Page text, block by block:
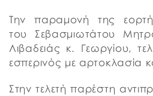
Την παραμονή της
του Σεβασμιωτάτου
Λιβαδειάς κ. Γεωργίου,
εσπερινός με αρτοκλασία
Στην τελετή παρέστη